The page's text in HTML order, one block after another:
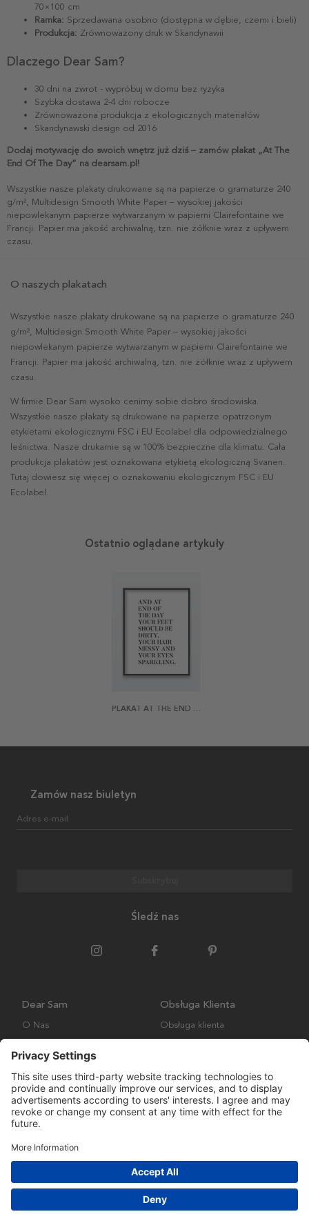
70×100 cm
Ramka: Sprzedawana osobno (dostępna w dębie, czerni i bieli)
Produkcja: Zrównoważony druk w Skandynawii
Dlaczego Dear Sam?
30 dni na zwrot - wypróbuj w domu bez ryzyka
Szybka dostawa 2-4 dni robocze
Zrównoważona produkcja z ekologicznych materiałów
Skandynawski design od 2016
Dodaj motywację do swoich wnętrz już dziś – zamów plakat „At The
End Of The Day” na dearsam.pl!
Wszystkie nasze plakaty drukowane są na papierze o gramaturze 240
g/m², Multidesign Smooth White Paper – wysokiej jakości
niepowlekanym papierze wytwarzanym w papierni Clairefontaine we
Francji. Papier ma jakość archiwalną, tzn. nie żółknie wraz z upływem
czasu.
O naszych plakatach
Wszystkie nasze plakaty drukowane są na papierze o gramaturze 240
g/m², Multidesign Smooth White Paper – wysokiej jakości
niepowlekanym papierze wytwarzanym w papierni Clairefontaine we
Francji. Papier ma jakość archiwalną, tzn. nie żółknie wraz z upływem
czasu.
W firmie Dear Sam wysoko cenimy sobie dobro środowiska.
Wszystkie nasze plakaty są drukowane na papierze opatrzonym
etykietami ekologicznymi FSC i EU Ecolabel dla odpowiedzialnego
leśnictwa. Nasze drukarnie są w 100% bezpieczne dla klimatu. Cała
produkcja plakatów jest oznakowana etykietą ekologiczną Svanen.
Tutaj dowiesz się więcej o oznakowaniu ekologicznym FSC i EU
Ecolabel.
Ostatnio oglądane artykuły
PLAKAT AT THE END OF THE DAY
Zamów nasz biuletyn
Adres e-mail
Śledź nas
Dear Sam
O Nas
Obsługa Klienta
Obsługa klienta
Wysyłka i Dostawa